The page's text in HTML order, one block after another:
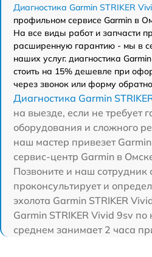
Диагностика Garmin STRIKER
профильном сервисе Garmin в
На все виды работ и запчасти
расширенную гарантию - мы в
наших услуг. диагностика
стоить на 15% дешевле при
через звонок или форму
Диагностика Garmin
на выезде, если не требует
оборудования и сложного
наш мастер привезет
сервис-центр Garmin в
Позвоните и наш сотрудник
проконсультирует и
эхолота Garmin STRIKER
Garmin STRIKER Vivid 9sv по
среднем занимает 2 часа